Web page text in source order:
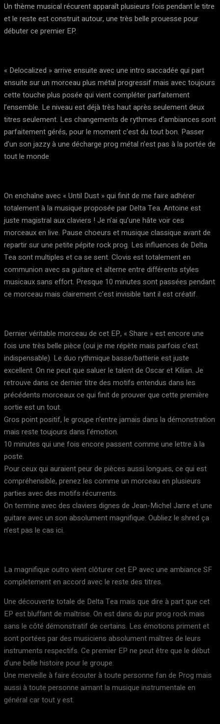
Un thème musical récurent apparaît plusieurs fois pendant le titre
et le reste est construit autour, une très belle prouesse pour
débuter ce premier EP.
« Delocalized » arrive ensuite avec une intro saccadée qui part
ensuite sur un morceau plus métal progressif mais avec toujours
cette touche plus posée qui vient compléter parfaitement
l’ensemble. Le niveau est déjà très haut après seulement deux
titres seulement. Les changements de rythmes d’ambiances sont
parfaitement gérés, pour le moment c’est du tout bon. Passer
d’un son jazzy à une décharge prog métal n’est pas à la portée de
tout le monde
On enchaîne avec « Until Dust » qui finit de me faire adhérer
totalement à la musique proposée par Delta Tea. Antoine est
juste magistral aux claviers ! Je n’ai qu’une hâte voir ces
morceaux en live. Pause choeurs et musique classique avant de
repartir sur une petite pépite rock prog. Les influences de Delta
Tea sont multiples et ca se sent. Clovis est totalement en
communion avec sa guitare et alterne entre différents styles
musicaux sans effort. Presque 10 minutes sont passées pendant
ce morceau mais clairement c’est invisible tant il est créatif.
Dernier véritable morceau de cet EP, « Share » est encore une
fois une très belle pièce (oui je me répète mais parfois c’est
indispensable). Le duo rythmique basse/batterie est juste
excellent. On ne peut que saluer le talent de Oscar et Kilian. Je
retrouve dans ce dernier titre des motifs entendus dans les
précédents morceaux ce qui finit de prouver que cette première
sortie est un tout.
Gros point positif, le groupe n’entre jamais dans la démonstration
mais reste toujours dans l’émotion.
10 minutes qui une fois encore passent comme une lettre à la
poste.
Pour ceux qui auraient peur de pièces aussi longues, ce qui est
compréhensible, prenez les comme un morceau en plusieurs
parties avec des motifs récurrents.
On termine avec des claviers dignes de Jean-Michel Jarre et une
guitare avec un son absolument magnifique. Oubliez le shred ça
n’est pas le cas ici.
La magnifique outro vient clôturer cet EP avec une ambiance SF
completement en accord avec le reste des titres.
Une découverte totale de Delta Tea mais que dire à part que cet
EP est bluffant de maîtrise. On est dans du pur prog rock mais
sans le côté démonstratif de certains. Les émotions priment et
sont portées par des musiciens absolument maîtres de leurs
instruments respectifs. Ce premier EP ne peut être que le début
d’une belle histoire pour le groupe.
Une merveille à faire écouter à toute personne fan de Prog mais
aussi à toute personne aimant la musique instrumentale en
général car tout y est.